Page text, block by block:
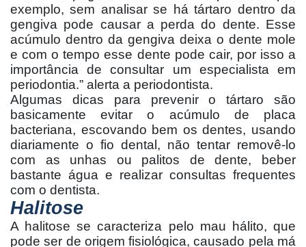
exemplo, sem analisar se há tártaro dentro da
gengiva pode causar a perda do dente. Esse
acúmulo dentro da gengiva deixa o dente mole
e com o tempo esse dente pode cair, por isso a
importância de consultar um especialista em
periodontia.” alerta a periodontista.
Algumas dicas para prevenir o tártaro são
basicamente evitar o acúmulo de placa
bacteriana, escovando bem os dentes, usando
diariamente o fio dental, não tentar removê-lo
com as unhas ou palitos de dente, beber
bastante água e realizar consultas frequentes
com o dentista.
Halitose
A halitose se caracteriza pelo mau hálito, que
pode ser de origem fisiológica, causado pela má